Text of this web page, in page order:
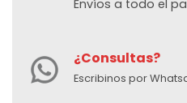
Envíos a todo el
¿Consultas?
Escribinos por